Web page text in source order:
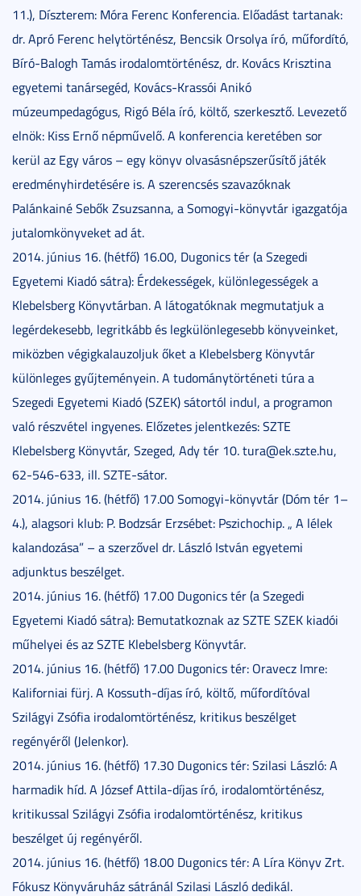
11.), Díszterem: Móra Ferenc Konferencia. Előadást tartanak:
dr. Apró Ferenc helytörténész, Bencsik Orsolya író, műfordító,
Bíró-Balogh Tamás irodalomtörténész, dr. Kovács Krisztina
egyetemi tanársegéd, Kovács-Krassói Anikó
múzeumpedagógus, Rigó Béla író, költő, szerkesztő. Levezető
elnök: Kiss Ernő népművelő. A konferencia keretében sor
kerül az Egy város – egy könyv olvasásnépszerűsítő játék
eredményhirdetésére is. A szerencsés szavazóknak
Palánkainé Sebők Zsuzsanna, a Somogyi-könyvtár igazgatója
jutalomkönyveket ad át.
2014. június 16. (hétfő) 16.00, Dugonics tér (a Szegedi
Egyetemi Kiadó sátra): Érdekességek, különlegességek a
Klebelsberg Könyvtárban. A látogatóknak megmutatjuk a
legérdekesebb, legritkább és legkülönlegesebb könyveinket,
miközben végigkalauzoljuk őket a Klebelsberg Könyvtár
különleges gyűjteményein. A tudománytörténeti túra a
Szegedi Egyetemi Kiadó (SZEK) sátortól indul, a programon
való részvétel ingyenes. Előzetes jelentkezés: SZTE
Klebelsberg Könyvtár, Szeged, Ady tér 10. tura@ek.szte.hu,
62-546-633, ill. SZTE-sátor.
2014. június 16. (hétfő) 17.00 Somogyi-könyvtár (Dóm tér 1–
4.), alagsori klub: P. Bodzsár Erzsébet: Pszichochip. „ A lélek
kalandozása” – a szerzővel dr. László István egyetemi
adjunktus beszélget.
2014. június 16. (hétfő) 17.00 Dugonics tér (a Szegedi
Egyetemi Kiadó sátra): Bemutatkoznak az SZTE SZEK kiadói
műhelyei és az SZTE Klebelsberg Könyvtár.
2014. június 16. (hétfő) 17.00 Dugonics tér: Oravecz Imre:
Kaliforniai fürj. A Kossuth-díjas író, költő, műfordítóval
Szilágyi Zsófia irodalomtörténész, kritikus beszélget
regényéről (Jelenkor).
2014. június 16. (hétfő) 17.30 Dugonics tér: Szilasi László: A
harmadik híd. A József Attila-díjas író, irodalomtörténész,
kritikussal Szilágyi Zsófia irodalomtörténész, kritikus
beszélget új regényéről.
2014. június 16. (hétfő) 18.00 Dugonics tér: A Líra Könyv Zrt.
Fókusz Könyváruház sátránál Szilasi László dedikál.